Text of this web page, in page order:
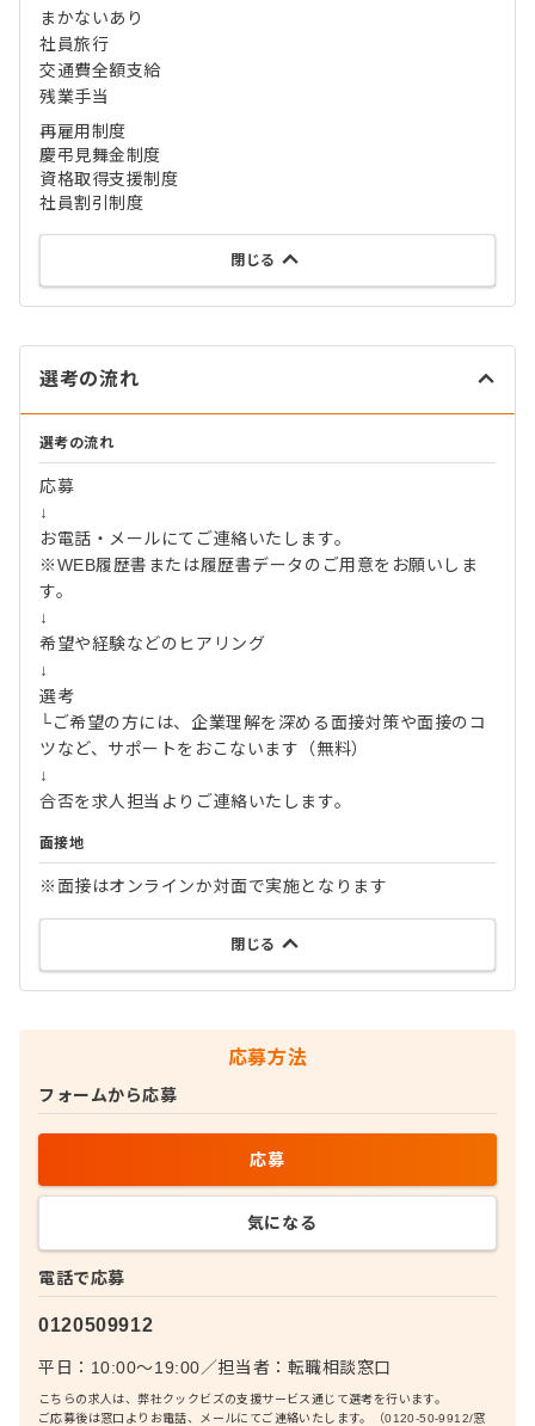
まかないあり
社員旅行
交通費全額支給
残業手当
再雇用制度
慶弔見舞金制度
資格取得支援制度
社員割引制度
閉じる
選考の流れ
選考の流れ
応募
↓
お電話・メールにてご連絡いたします。
※WEB履歴書または履歴書データのご用意をお願いしま
す。
↓
希望や経験などのヒアリング
↓
選考
└ご希望の方には、企業理解を深める面接対策や面接のコ
ツなど、サポートをおこないます（無料）
↓
合否を求人担当よりご連絡いたします。
面接地
※面接はオンラインか対面で実施となります
閉じる
応募方法
電話で応募
0120509912
平日：10:00〜19:00／担当者： 転職相談窓口
こちらの求人は、弊社クックビズの支援サービス通じて選考を行います。
ご応募後は窓口よりお電話、メールにてご連絡いたします。（0120-50-9912/窓
フォームから応募
応募
気になる